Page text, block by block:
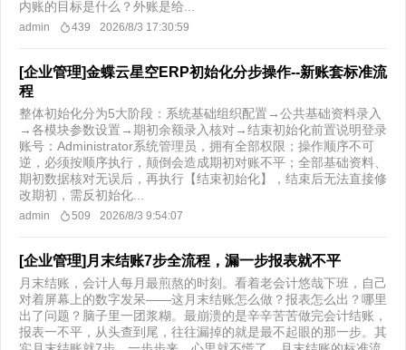
内账的目标是什么？外账是给...
admin 439 2026/8/3 17:30:59
[企业管理]金蝶云星空ERP初始化分步操作--新账套标准流
程
整体初始化分为5大阶段：系统基础组织配置→公共基础资料录入
→各模块参数设置→期初余额录入核对→结束初始化前置说明登录
账号：Administrator系统管理员，拥有全部权限；操作顺序不可
逆，必须按顺序执行，颠倒会造成期初对账不平；全部基础资料、
期初数据核对无误后，再执行【结束初始化】，结束后无法直接修
改期初，需反初始化...
admin 509 2026/8/3 9:54:07
[企业管理]月末结账7步全流程，漏一步报表就不平
月末结账，会计人每月最煎熬的时刻。看着老会计悠哉下班，自己
对着屏幕上的数字发呆——这月末结账怎么做？报表怎么出？哪里
出了问题？脑子里一团浆糊。最崩溃的是辛辛苦苦做完会计结账，
报表一不平，从头查到尾，往往漏掉的就是最不起眼的那一步。其